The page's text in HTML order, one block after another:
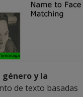
género y la
de texto basadas